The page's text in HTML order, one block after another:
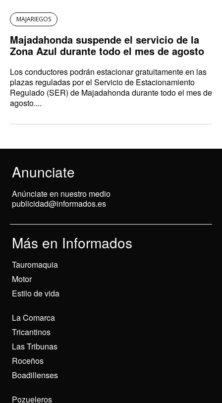
MAJARIEGOS
Majadahonda suspende el servicio de la
Zona Azul durante todo el mes de agosto
Los conductores podrán estacionar gratuitamente en las
plazas reguladas por el Servicio de Estacionamiento
Regulado (SER) de Majadahonda durante todo el mes de
agosto....
Anunciate
Anúnciate en nuestro medio
publicidad@informados.es
Más en Informados
Tauromaquia
Motor
Estilo de vida
La Comarca
Tricantinos
Las Tribunas
Roceños
Boadillenses
Pozueleros